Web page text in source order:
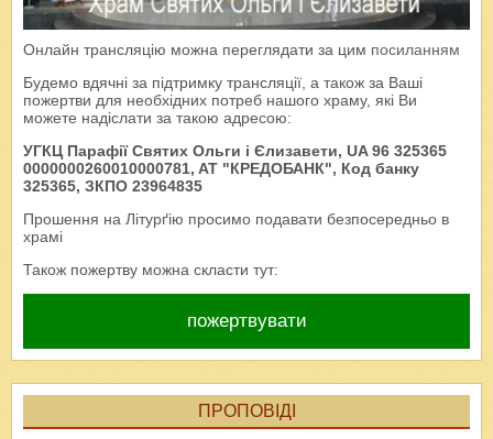
Онлайн трансляцію можна переглядати за цим посиланням
Будемо вдячні за підтримку трансляції, а також за Ваші
пожертви для необхідних потреб нашого храму, які Ви
можете надіслати за такою адресою:
УГКЦ Парафії Святих Ольги і Єлизавети, UA 96 325365
0000000260010000781, AT "КРЕДОБАНК", Код банку
325365, ЗКПО 23964835
Прошення на Літурґію просимо подавати безпосередньо в
храмі
Також пожертву можна скласти тут:
пожертвувати
ПРОПОВІДІ